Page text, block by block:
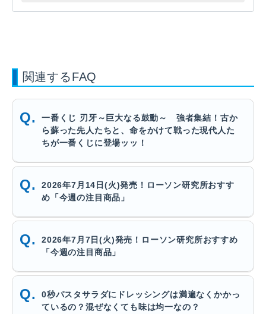
関連するFAQ
一番くじ 刃牙～巨大なる鼓動～ 強者集結！古か
ら蘇った先人たちと、命をかけて戦った現代人た
ちが一番くじに登場ッッ！
2026年7月14日(火)発売！ローソン研究所おすす
め「今週の注目商品」
2026年7月7日(火)発売！ローソン研究所おすすめ
「今週の注目商品」
0秒パスタサラダにドレッシングは満遍なくかかっ
ているの？混ぜなくても味は均一なの？